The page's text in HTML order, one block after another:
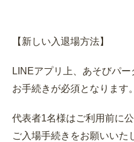
【新しい入退場方法】
LINEアプリ上、あそびパ
お手続きが必須となります。
代表者1名様はご利用前に
ご入場手続きをお願いいた